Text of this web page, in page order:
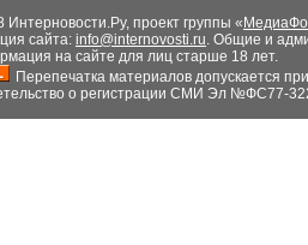
Интерновости.Ру, проект группы «
сайта: info@internovosti.ru. Общие и
на сайте для лиц старше 18 лет.
Перепечатка материалов допускается
о регистрации СМИ Эл №ФС77-